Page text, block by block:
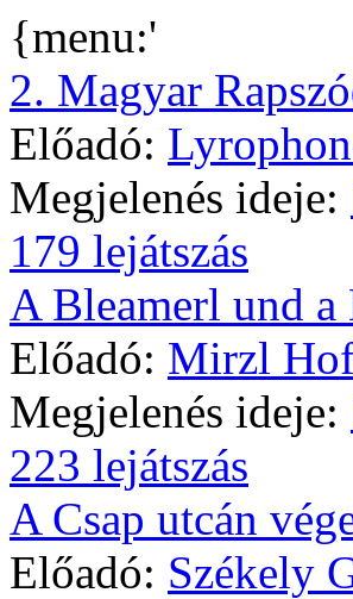
{menu:'
2. Magyar
Előadó:
Megjelenés ideje:
179 lejátszás
A Bleamerl und a
Előadó: Mirzl
Megjelenés ideje:
223 lejátszás
A Csap utcán
Előadó: Székely